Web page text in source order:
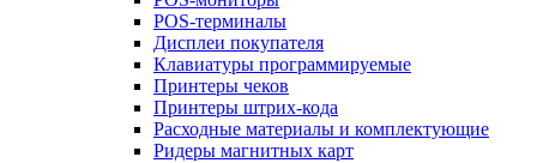
POS-терминалы
Дисплеи покупателя
Клавиатуры программируемые
Принтеры чеков
Принтеры штрих-кода
Расходные материалы и комплектующие
Ридеры магнитных карт